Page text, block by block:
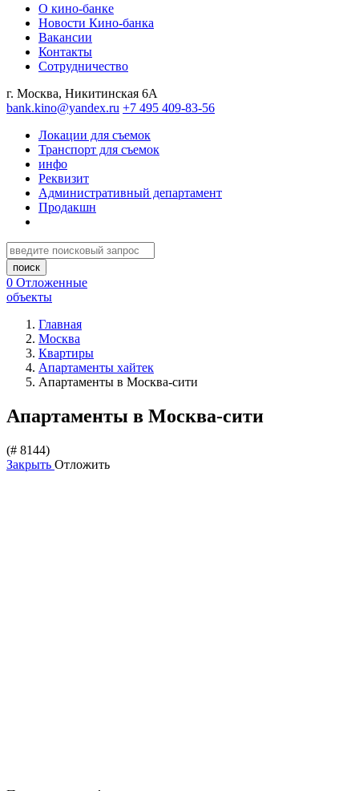
О кино-банке
Новости Кино-банка
Вакансии
Контакты
Сотрудничество
г. Москва, Никитинская 6А
bank.kino@yandex.ru +7 495 409-83-56
Локации для съемок
Транспорт для съемок
инфо
Реквизит
Административный департамент
Продакшн
0 Отложенные
объекты
Главная
Москва
Квартиры
Апартаменты хайтек
Апартаменты в Москва-сити
Апартаменты в Москва-сити
(# 8144)
Закрыть Отложить